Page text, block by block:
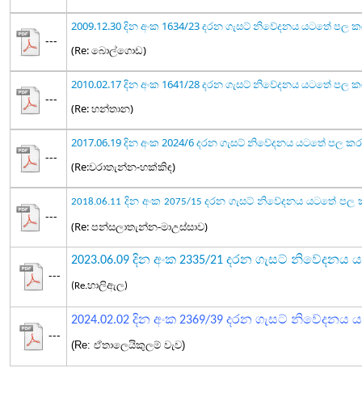
---
2009.12.30 දින අංක 1634/23 දරන ගැසට් නිවේදනය යටතේ පල
(Re: බොල්ගොඩ)
---
2010.02.17 දින අංක 1641/28 දරන ගැසට් නිවේදනය යටතේ පල
(Re: හන්තාන)
---
2017.06.19 දින අංක 2024/6 දරන ගැසට් නිවේදනය යටතේ පල
(Re:වරාතැන්න-හක්කිඳ)
---
2018.06.11 දින අංක 2075/15 දරන ගැසට් නිවේදනය යටතේ පල
(Re: පන්සලාතැන්න-මාඋස්සාව)
---
2023.06.09 දින අංක 2335/21 දරන ගැසට්
(Re.හාලිඇල)
---
2024.02.02 දින අංක 2369/39 දරන ගැසට් නිවේදනය
(Re: ඒතාලෙයිකුලම් වැව)